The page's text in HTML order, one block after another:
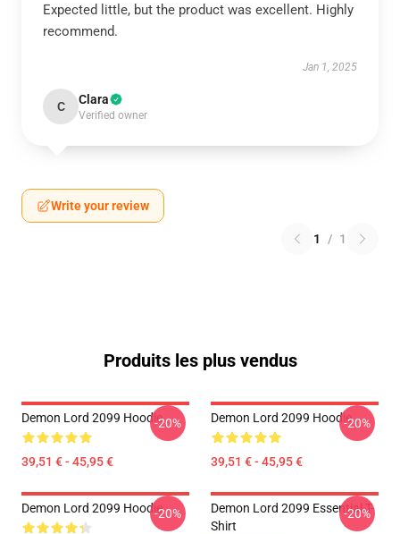
Expected little, but the product was excellent. Highly
recommend.
Jan 1, 2025
C Clara
Verified owner
Write your review
1 / 1
Produits les plus vendus
Demon Lord 2099 Hoodie
39,51 € - 45,95 €
-20% Demon Lord 2099 Hoodie
39,51 € - 45,95 €
-20%
Demon Lord 2099 Hoodie-20%
Demon Lord 2099 Essential T-
Shirt
-20%